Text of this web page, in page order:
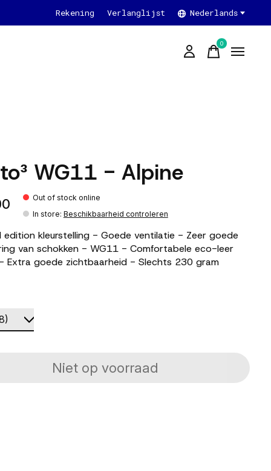
Rekening Verlanglijst Nederlands
0items
WG11 - Alpine
Out of stock online
In store: Beschikbaarheid controleren
edition kleurstelling - Goede ventilatie - Zeer goede
van schokken - WG11 - Comfortabele eco-leer
Extra goede zichtbaarheid - Slechts 230 gram
Niet op voorraad